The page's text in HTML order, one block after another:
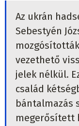
Az ukrán
Sebestyén
vezethető
jelek nélkül.
család
bántalmazás
megerősített